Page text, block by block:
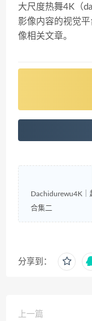
大尺度热舞4K（
影像内容的视觉
像相关文章。
Dachidurewu4K｜
合集二
分享到：
上一篇